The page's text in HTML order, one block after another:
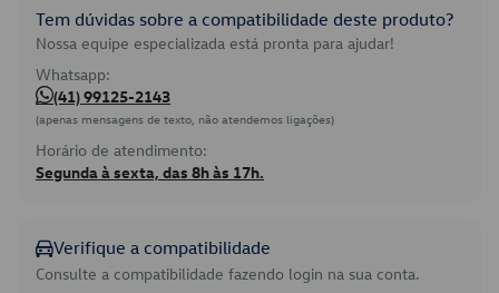
Tem dúvidas sobre a compatibilidade deste produto?
Nossa equipe especializada está pronta para ajudar!
Whatsapp:
(41) 99125-2143
(apenas mensagens de texto, não atendemos ligações)
Horário de atendimento:
Segunda à sexta, das 8h às 17h.
Verifique a compatibilidade
Consulte a compatibilidade fazendo login na sua conta.